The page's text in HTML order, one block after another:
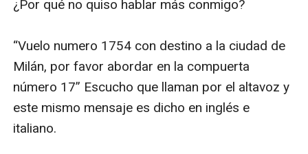
¿Por qué no quiso hablar más conmigo?
“Vuelo numero 1754 con destino a la ciudad de
Milán, por favor abordar en la compuerta
número 17” Escucho que llaman por el altavoz y
este mismo mensaje es dicho en inglés e
italiano.